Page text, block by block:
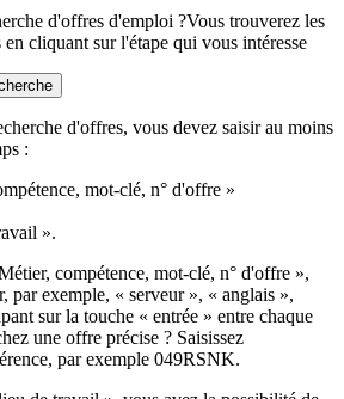
d'offres d'emploi ?Vous trouverez les
cliquant sur l'étape qui vous intéresse
d'offres, vous devez saisir au moins
:
mot-clé, n° d'offre »
».
compétence, mot-clé, n° d'offre »,
par exemple, « serveur », « anglais »,
sur la touche « entrée » entre chaque
une offre précise ? Saisissez
par exemple 049RSNK.